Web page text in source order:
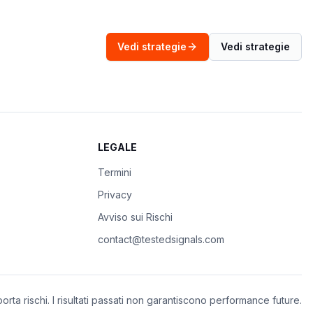
Vedi strategie Vedi strategie
LEGALE
Termini
Privacy
Avviso sui Rischi
contact@testedsignals.com
rischi. I risultati passati non garantiscono performance future.